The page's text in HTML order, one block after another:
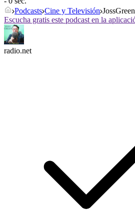
Podcasts Cine y Televisión
Escucha gratis este podcast en la
radio.net